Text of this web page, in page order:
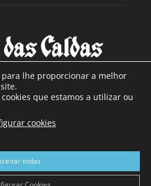
NÓS
Rainha e mais de 90 anos de
com mais de 40.000 leitores por
com distribuição em Portugal
e assinatura online.
para lhe proporcionar a melhor
que estamos a utilizar ou
cookies
todas